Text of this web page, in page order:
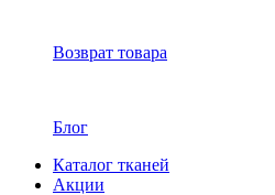
Возврат товара
Блог
Каталог тканей
Акции